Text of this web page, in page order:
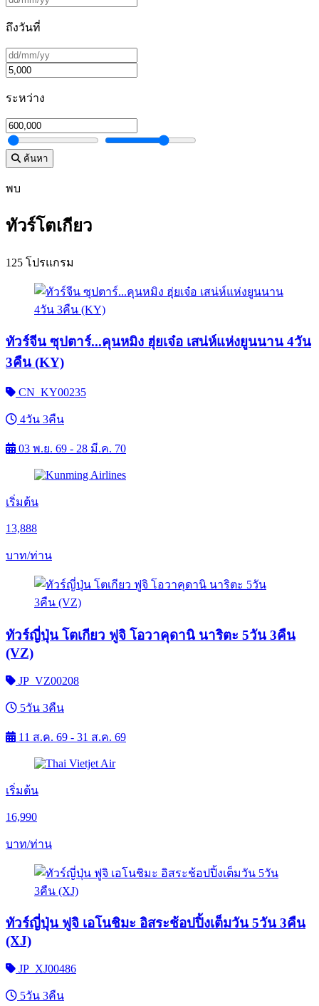
ถึงวันที่
ระหว่าง
ค้นหา
พบ
ทัวร์โตเกียว
125 โปรแกรม
ทัวร์จีน ซุปตาร์...คุนหมิง ฮุ่ยเจ๋อ เสน่ห์แห่งยูนนาน 4วัน
3คืน (KY)
CN_KY00235
4วัน 3คืน
03 พ.ย. 69 - 28 มี.ค. 70
เริ่มต้น
13,888
บาท/ท่าน
ทัวร์ญี่ปุ่น โตเกียว ฟูจิ โอวาคุดานิ นาริตะ 5วัน 3คืน
(VZ)
JP_VZ00208
5วัน 3คืน
11 ส.ค. 69 - 31 ส.ค. 69
เริ่มต้น
16,990
บาท/ท่าน
ทัวร์ญี่ปุ่น ฟูจิ เอโนชิมะ อิสระช้อปปิ้งเต็มวัน 5วัน 3คืน
(XJ)
JP_XJ00486
5วัน 3คืน